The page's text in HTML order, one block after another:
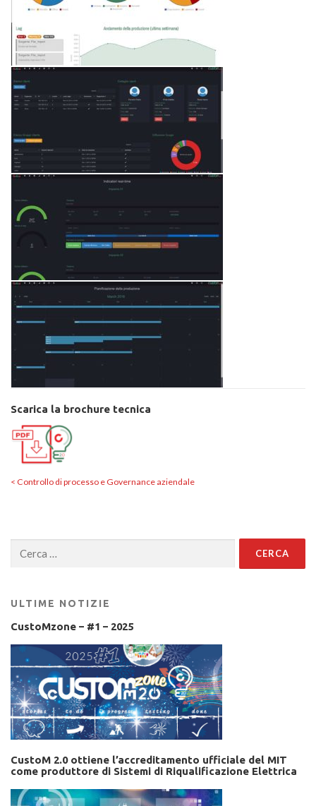
Scarica la brochure tecnica
< Controllo di processo e Governance aziendale
per:
ULTIME NOTIZIE
CustoMzone – #1 – 2025
CustoM 2.0 ottiene l’accreditamento ufficiale del MIT
come produttore di Sistemi di Riqualificazione Elettrica